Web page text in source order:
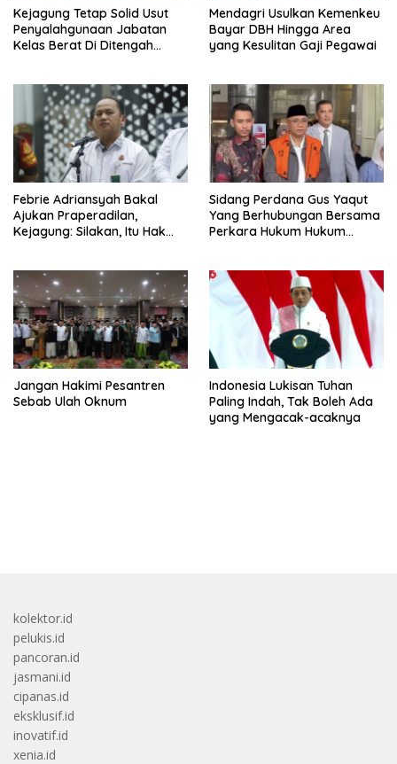
Kejagung Tetap Solid Usut
Penyalahgunaan Jabatan
Kelas Berat Di Ditengah
Mendagri Usulkan Kemenkeu
Bayar DBH Hingga Area
yang Kesulitan Gaji Pegawai
Febrie Adriansyah Bakal
Ajukan Praperadilan,
Kejagung: Silakan, Itu Hak
Sidang Perdana Gus Yaqut
Yang Berhubungan Bersama
Perkara Hukum Hukum
Jangan Hakimi Pesantren
Sebab Ulah Oknum
Indonesia Lukisan Tuhan
Paling Indah, Tak Boleh Ada
yang Mengacak-acaknya
kolektor.id
pelukis.id
pancoran.id
jasmani.id
cipanas.id
eksklusif.id
inovatif.id
xenia.id